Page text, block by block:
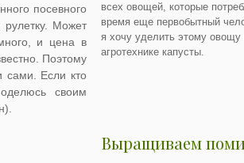
посевного
Может
и цена в
Поэтому
сами. Если кто
своим
всех овощей, которые
время еще первобытный
я хочу уделить этому овощу
агротехнике капусты.
Выращиваем